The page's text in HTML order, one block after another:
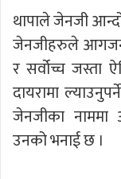
थापाले जेनजी
जेनजीहरुले
र सर्वोच्च जस्ता
दायरामा
जेनजीका नाममा
उनको भनाई छ ।